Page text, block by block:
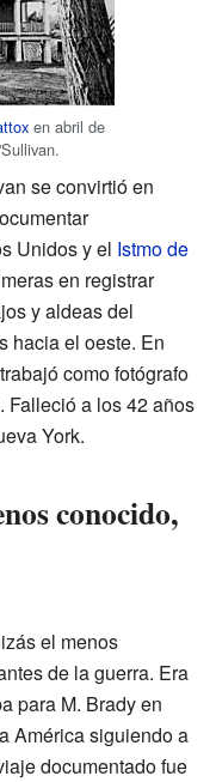
en abril de
se convirtió en
Unidos y el Istmo de
en registrar
y aldeas del
hacia el oeste. En
como fotógrafo
Falleció a los 42 años
York.
conocido,
el menos
de la guerra. Era
para M. Brady en
América siguiendo a
documentado fue